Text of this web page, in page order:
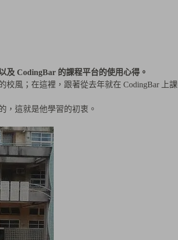
及 CodingBar 的課程平台的使用心得。
風；在這裡，跟著從去年就在 CodingBar 上
，這就是他學習的初衷。